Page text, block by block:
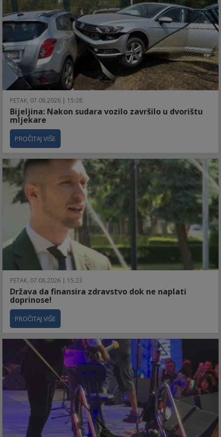
PETAK, 07.08.2026 | 15:28
Bijeljina: Nakon sudara vozilo završilo u dvorištu
mljekare
PROČITAJ VIŠE
PETAK, 07.08.2026 | 15:23
Država da finansira zdravstvo dok ne naplati
doprinose!
PROČITAJ VIŠE